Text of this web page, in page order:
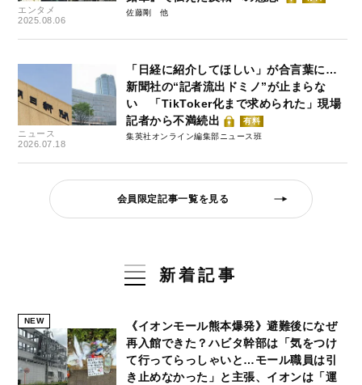
エンタメ
2025.08.06
佐藤剛
ニュース
2026.07.18
「日経に紹介してほしい」が合言葉に…
新聞社の“記者流出ドミノ”が止まらな
い 「TikToker化まで求められた」現場
記者から不満続出
有料
集英社オンライン編集部ニュース班
会員限定記事一覧を見る
新着記事
NEW
《イオンモール熊本爆発》避難後になぜ
再入館できた？ハビタ幹部は「気をつけ
て行ってらっしゃいと…モール職員は引
き止めなかった」と主張、イオンは「運